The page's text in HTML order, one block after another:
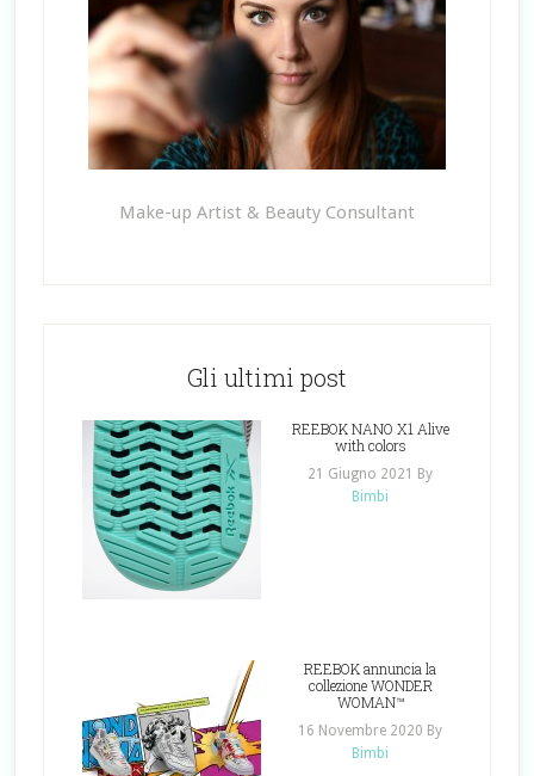
Make-up Artist & Beauty Consultant
Gli ultimi post
REEBOK NANO X1 Alive
with colors
21 Giugno 2021
By
Bimbi
REEBOK annuncia la
collezione WONDER
WOMAN™
16 Novembre 2020 By
Bimbi